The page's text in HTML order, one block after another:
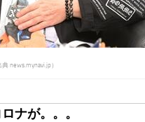
典 news.mynavi.jp）
ナが。。。